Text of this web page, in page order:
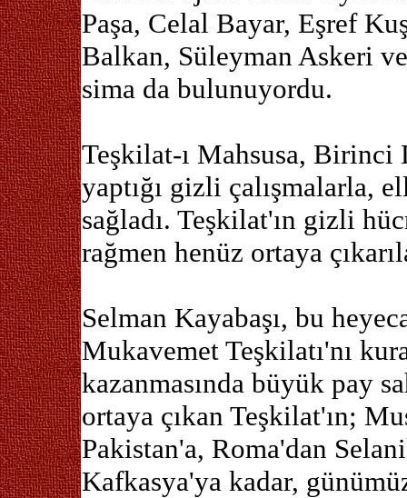
Paşa, Celal Bayar, Eşref
Balkan, Süleyman Askeri
sima da bulunuyordu.
Teşkilat-ı Mahsusa, Birinci
yaptığı gizli çalışmalarla,
sağladı. Teşkilat'ın gizli
rağmen henüz ortaya
Selman Kayabaşı, bu
Mukavemet Teşkilatı'nı
kazanmasında büyük pay
ortaya çıkan Teşkilat'ın;
Pakistan'a, Roma'dan
Kafkasya'ya kadar,